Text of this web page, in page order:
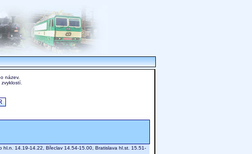
název.
14.19-14.22, Břeclav 14.54-15.00, Bratislava hl.st. 15.51-